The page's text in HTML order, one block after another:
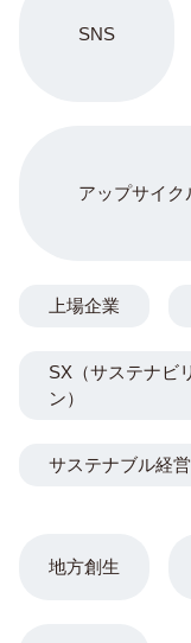
SNS
アップサイク
地方創生
上場企業
SX（サステナビ
ン）
サステナブル経営